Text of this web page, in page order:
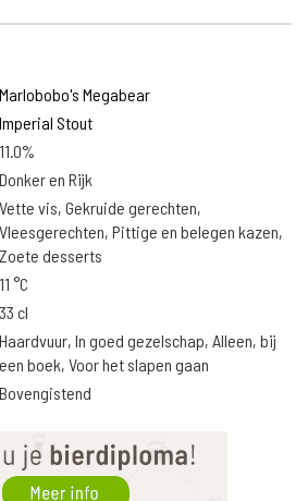
Marlobobo's Megabear
Imperial Stout
11.0%
Donker en Rijk
Vette vis, Gekruide gerechten,
Vleesgerechten, Pittige en belegen kazen,
Zoete desserts
11 °C
33 cl
Haardvuur, In goed gezelschap, Alleen, bij
een boek, Voor het slapen gaan
Bovengistend